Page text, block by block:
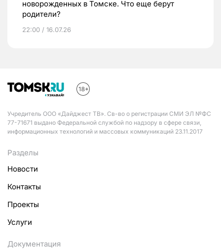
новорожденных в Томске. Что еще берут
родители?
22:00 / 16.07.26
Учредитель ООО «Дайджест ТВ». Св-во о регистрации СМИ ЭЛ №ФС
77-71671 выдано Федеральной службой по надзору в сфере связи,
информационных технологий и массовых коммуникаций 23.11.2017
Разделы
Новости
Контакты
Проекты
Услуги
Документация